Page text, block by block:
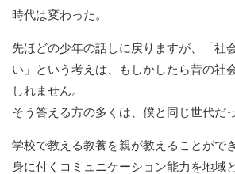
時代は変わった。
先ほどの少年の話しに戻りますが、「社
い」という考えは、もしかしたら昔の社
しれません。
そう答える方の多くは、僕と同じ世代だ
学校で教える教養を親が教えることがで
身に付くコミュニケーション能力を地域